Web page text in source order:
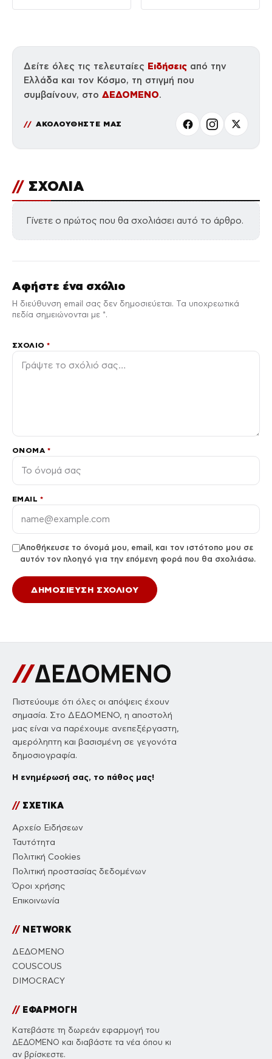
Δείτε όλες τις τελευταίες Ειδήσεις από την
Ελλάδα και τον Κόσμο, τη στιγμή που
συμβαίνουν, στο ΔΕΔΟΜΕΝΟ.
ΑΚΟΛΟΥΘΗΣΤΕ ΜΑΣ
// ΣΧΟΛΙΑ
Γίνετε ο πρώτος που θα σχολιάσει αυτό το άρθρο.
Αφήστε ένα σχόλιο
Η διεύθυνση email σας δεν δημοσιεύεται. Τα υποχρεωτικά
πεδία σημειώνονται με *.
ΣΧΌΛΙΟ*
ΌΝΟΜΑ *
EMAIL *
Αποθήκευσε το όνομά μου, email, και τον ιστότοπο μου σε
αυτόν τον πλοηγό για την επόμενη φορά που θα σχολιάσω.
Πιστεύουμε ότι όλες οι απόψεις έχουν
σημασία. Στο ΔΕΔΟΜΕΝΟ, η αποστολή
μας είναι να παρέχουμε ανεπεξέργαστη,
αμερόληπτη και βασισμένη σε γεγονότα
δημοσιογραφία.
Η ενημέρωσή σας, το πάθος μας!
//ΣΧΕΤΙΚΑ
Αρχείο Ειδήσεων
Ταυτότητα
Πολιτική Cookies
Πολιτική προστασίας δεδομένων
Όροι χρήσης
Επικοινωνία
//NETWORK
ΔΕΔΟΜΕΝΟ
COUSCOUS
DIMOCRACY
//ΕΦΑΡΜΟΓΗ
Κατεβάστε τη δωρεάν εφαρμογή του
ΔΕΔΟΜΕΝΟ και διαβάστε τα νέα όπου κι
αν βρίσκεστε.